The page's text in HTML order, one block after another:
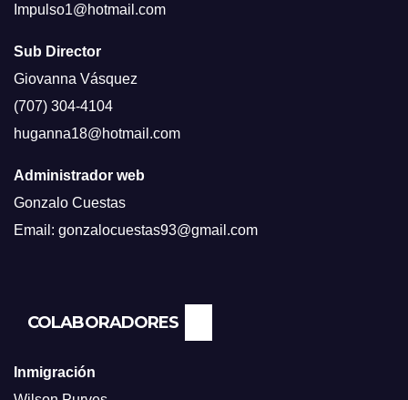
Impulso1@hotmail.com
Sub Director
Giovanna Vásquez
(707) 304-4104
huganna18@hotmail.com
Administrador web
Gonzalo Cuestas
Email: gonzalocuestas93@gmail.com
COLABORADORES
Inmigración